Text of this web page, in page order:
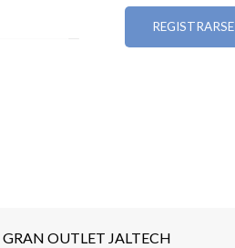
REGISTRARSE
GRAN OUTLET JALTECH